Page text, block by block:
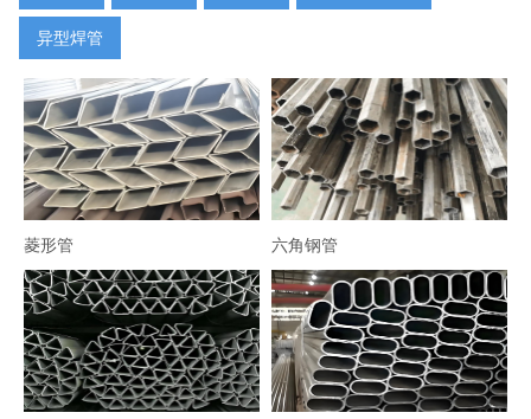
异型焊管
菱形管 六角钢管